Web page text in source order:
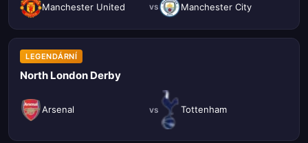
Manchester United vs Manchester City
LEGENDÁRNÍ
North London Derby
Arsenal vs Tottenham